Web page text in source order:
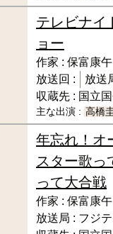
テレビナイ
ョー
作家 : 保富康
放送回 :
放送
収蔵先 : 国立
主な出演 : 高橋
年忘れ！オ
スター歌っ
って大合戦
作家 : 保富康午
放送局 : フジ